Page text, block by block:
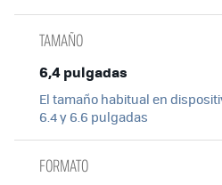
TAMAÑO
6,4 pulgadas
El tamaño habitual en
6.4 y 6.6 pulgadas
FORMATO